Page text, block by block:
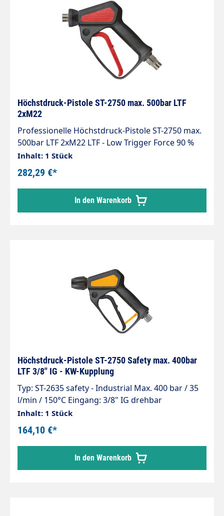
Höchstdruck-Pistole ST-2750 max. 500bar LTF
2xM22
Professionelle Höchstdruck-Pistole ST-2750 max.
500bar LTF 2xM22 LTF - Low Trigger Force 90 %
geringere Haltekraft und 40 % geringere
Abzugskraft gegenüber marktüblichen Pistolen.
Max. 500 bar / 30 l/min / 150 °C Anschlüsse:
Eingang = M22 AG Ausgang = M22 AG
Inhalt: 1 Stück
282,29 €*
In den Warenkorb
Höchstdruck-Pistole ST-2750 Safety max. 400bar
LTF 3/8" IG - KW-Kupplung
Typ: ST-2635 safety - Industrial Max. 400 bar / 35
l/min / 150°C Eingang: 3/8" IG drehbar
(Kugelgelagert) Ausgang: Kupplung KW
Sicherheitshebel: Schwarz/Orange mit
selbstausklappender Sperrklinke gegen
unbeabsichtiges Öffnen der Pistole. Patentiertes
Ventilkit Besonders verschleißfeste Kugel aus
Hartmetall ST-303 Drehgelenk kugelgelagert, aus
Inhalt: 1 Stück
164,10 €*
In den Warenkorb